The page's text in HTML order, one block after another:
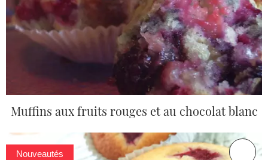
Muffins aux fruits rouges et au chocolat blanc
Nouveautés